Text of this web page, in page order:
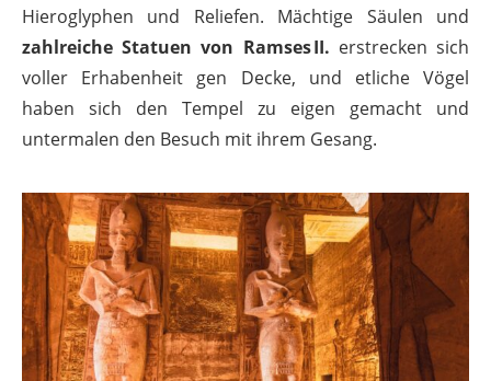
Hieroglyphen und Reliefen. Mächtige Säulen und
zahlreiche Statuen von Ramses II. erstrecken sich
voller Erhabenheit gen Decke, und etliche Vögel
haben sich den Tempel zu eigen gemacht und
untermalen den Besuch mit ihrem Gesang.